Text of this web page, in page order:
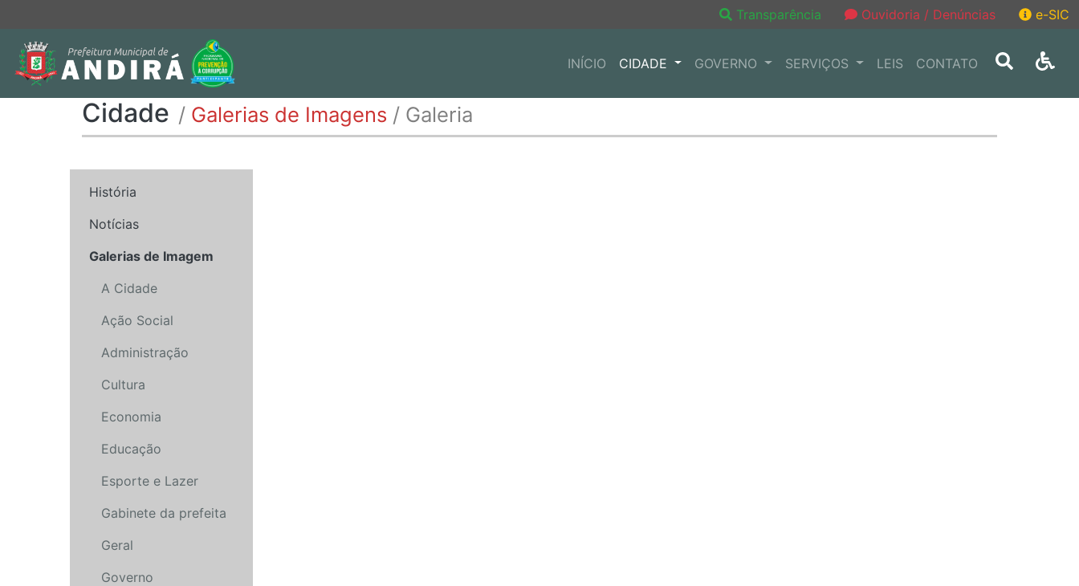
Transparência Ouvidoria / Denúncias e-SIC
INÍCIO CIDADE GOVERNO SERVIÇOS LEIS CONTATO
Cidade / Galerias de Imagens / Galeria
História
Notícias
Galerias de Imagem
A Cidade
Ação Social
Administração
Cultura
Economia
Educação
Esporte e Lazer
Gabinete da prefeita
Geral
Governo